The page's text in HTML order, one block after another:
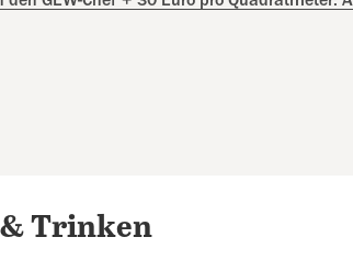
& Trinken